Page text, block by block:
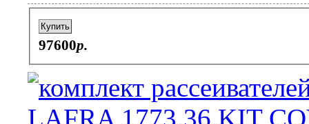
Купить
97600p.